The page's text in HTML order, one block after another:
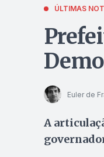
ÚLTIMAS
Euler de
A